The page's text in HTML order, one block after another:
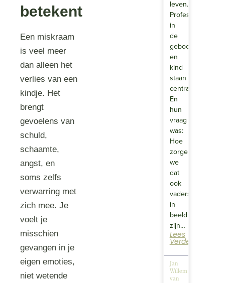
betekent
Een miskraam
is veel meer
dan alleen het
verlies van een
kindje. Het
brengt
gevoelens van
schuld,
schaamte,
angst, en
soms zelfs
verwarring met
zich mee. Je
voelt je
misschien
gevangen in je
eigen emoties,
niet wetende
leven.
Professinals
in
de
en
kind
staan
centraal.
En
hun
vraag
was:
Hoe
zorgen
we
dat
ook
vaders
in
beeld
zijn…
Lees
Verder
Jan
Willem
van